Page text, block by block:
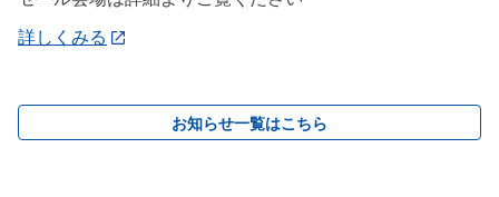
詳しくみる
お知らせ一覧はこちら